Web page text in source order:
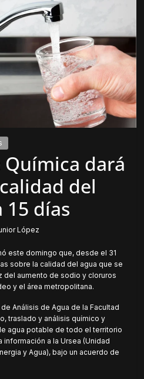
dará
del
15 días
López
este domingo que, desde el 31
sobre la calidad del agua que se
del aumento de sodio y cloruros
y el área metropolitana.
Análisis de Agua de la Facultad
traslado y análisis químico y
agua potable de todo el territorio
a la Ursea (Unidad
y Agua), bajo un acuerdo de